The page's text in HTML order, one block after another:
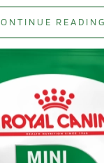
READING